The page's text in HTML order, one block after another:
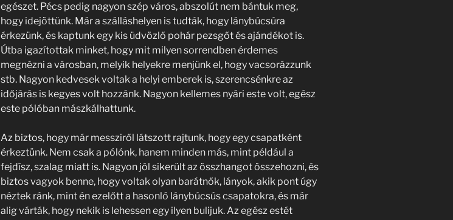
egészet. Pécs pedig nagyon szép város, abszolút nem bántuk meg,
hogy idejöttünk. Már a szálláshelyen is tudták, hogy lánybúcsúra
érkezünk, és kaptunk egy kis üdvözlő pohár pezsgőt és ajándékot is.
Útba igazítottak minket, hogy mit milyen sorrendben érdemes
megnézni a városban, melyik helyekre menjünk el, hogy vacsorázzunk
stb. Nagyon kedvesek voltak a helyi emberek is, szerencsénkre az
időjárás is kegyes volt hozzánk. Nagyon kellemes nyári este volt, egész
este pólóban mászkálhattunk.
Az biztos, hogy már messziről látszott rajtunk, hogy egy csapatként
érkeztünk. Nem csak a pólónk, hanem minden más, mint például a
fejdísz, szalag miatt is. Nagyon jól sikerült az összhangot összehozni, és
biztos vagyok benne, hogy voltak olyan barátnők, lányok, akik pont úgy
néztek ránk, mint én ezelőtt a hasonló lánybúcsús csapatokra, és már
alig várták, hogy nekik is lehessen egy ilyen bulijuk. Az egész estét